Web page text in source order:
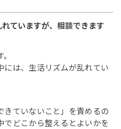
ていますが、相談できます
には、生活リズムが乱れてい
きていないこと」を責めるの
でどこから整えるとよいかを